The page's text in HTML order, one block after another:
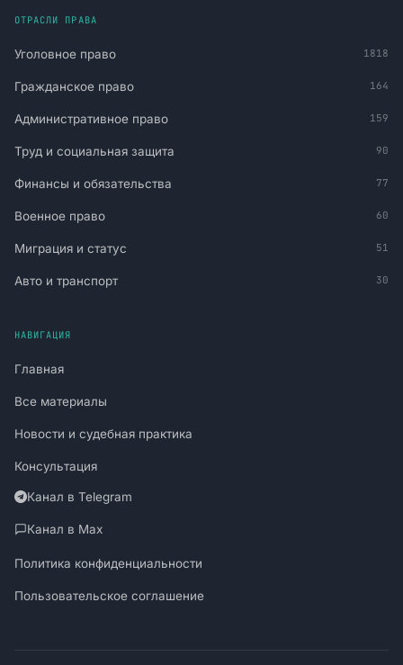
ОТРАСЛИ ПРАВА
Уголовное право 1818
Гражданское право 164
Административное право 159
Труд и социальная защита 90
Финансы и обязательства 77
Военное право 60
Миграция и статус 51
Авто и транспорт 30
НАВИГАЦИЯ
Главная
Все материалы
Новости и судебная практика
Консультация
Канал в Telegram
Канал в Max
Политика конфиденциальности
Пользовательское соглашение